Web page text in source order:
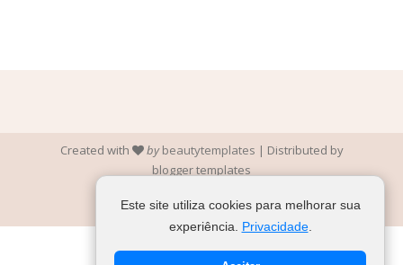
Este site utiliza cookies para melhorar sua
experiência. Privacidade.
Created with by beautytemplates | Distributed by
blogger templates